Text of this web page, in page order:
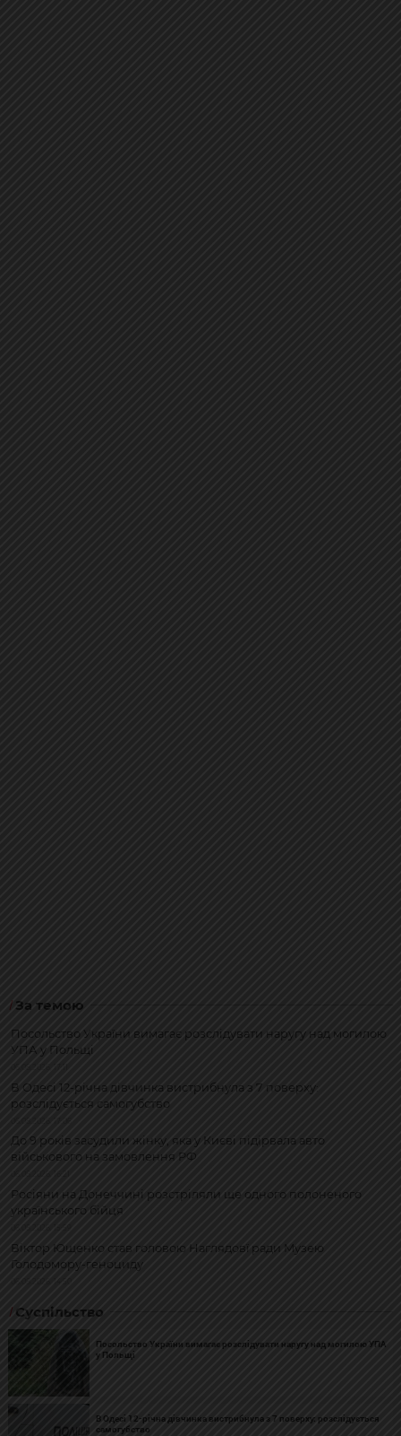
За темою
Посольство України вимагає розслідувати наругу над могилою
УПА у Польщі
В Одесі 12-річна дівчинка вистрибнула з 7 поверху:
розслідується самогубство
До 9 років засудили жінку, яка у Києві підірвала авто
військового на замовлення РФ
Росіяни на Донеччині розстріляли ще одного полоненого
українського бійця
Віктор Ющенко став головою Наглядовї ради Музею
Голодомору-геноциду
Суспільство
Посольство України вимагає розслідувати наругу над могилою УПА
у Польщі
В Одесі 12-річна дівчинка вистрибнула з 7 поверху: розслідується
самогубство